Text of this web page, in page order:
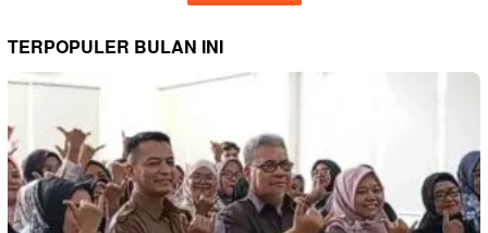
TERPOPULER BULAN INI